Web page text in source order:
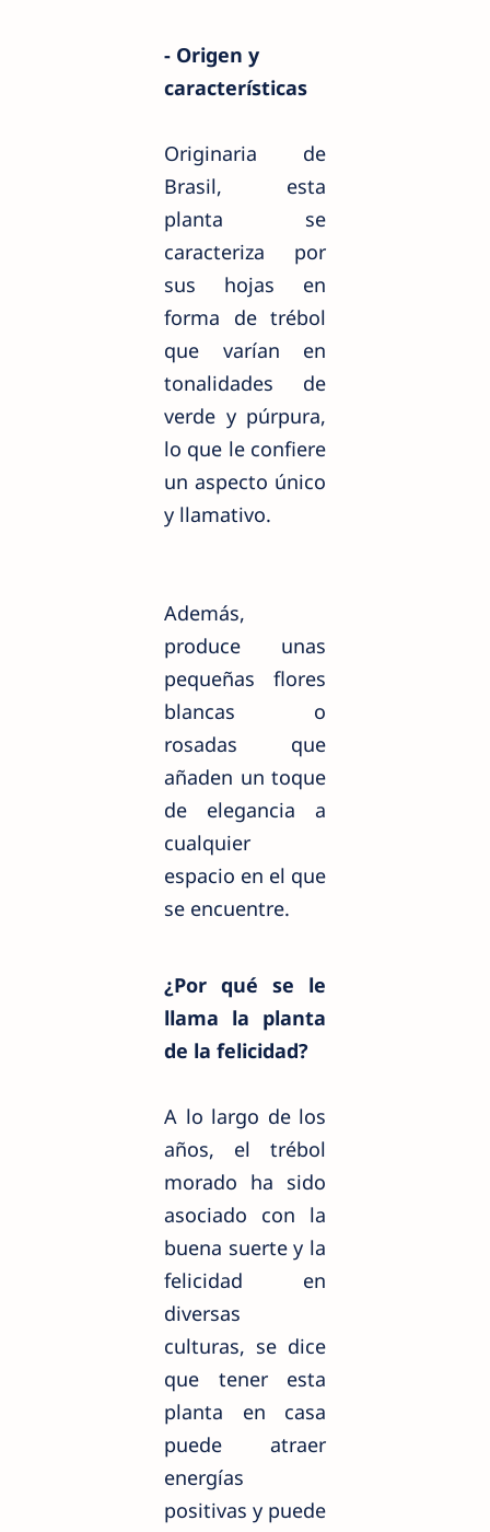
- Origen y
características
Originaria de
Brasil, esta
planta se
caracteriza por
sus hojas en
forma de trébol
que varían en
tonalidades de
verde y púrpura,
lo que le confiere
un aspecto único
y llamativo.
Además,
produce unas
pequeñas flores
blancas o
rosadas que
añaden un toque
de elegancia a
cualquier
espacio en el que
se encuentre.
¿Por qué se le
llama la planta
de la felicidad?
A lo largo de los
años, el trébol
morado ha sido
asociado con la
buena suerte y la
felicidad en
diversas
culturas, se dice
que tener esta
planta en casa
puede atraer
energías
positivas y puede